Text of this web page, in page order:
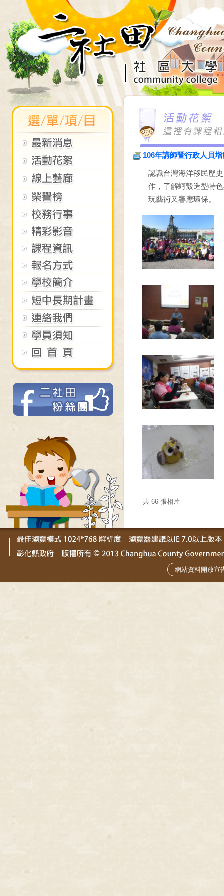
106年講師暨行政人員
認識台灣海洋移民歷
作，了解蚵殼造型特
玩藝術又響應環保。
共 66 張相片
網站資料開放宣